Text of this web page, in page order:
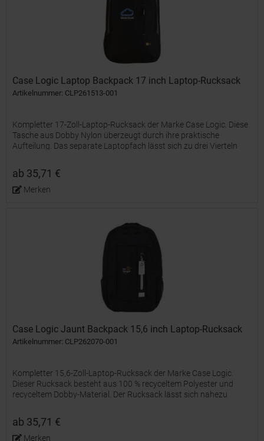
Case Logic Laptop Backpack 17 inch Laptop-Rucksack
Artikelnummer: CLP261513-001
Kompletter 17-Zoll-Laptop-Rucksack der Marke Case Logic. Diese
Tasche aus Dobby Nylon überzeugt durch ihre praktische
Aufteilung. Das separate Laptopfach lässt sich zu drei Vierteln
ab 35,71 €
Merken
Case Logic Jaunt Backpack 15,6 inch Laptop-Rucksack
Artikelnummer: CLP262070-001
Kompletter 15,6-Zoll-Laptop-Rucksack der Marke Case Logic.
Dieser Rucksack besteht aus 100 % recyceltem Polyester und
recyceltem Dobby-Material. Der Rucksack lässt sich nahezu
ab 35,71 €
Merken